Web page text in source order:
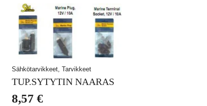
Sähkötarvikkeet, Tarvikkeet
TUP.SYTYTIN NAARAS
8,57€